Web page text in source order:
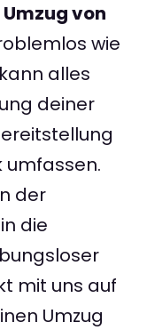
Umzug von
wie
alles
deiner
umfassen.
der
die
mit uns auf
Umzug